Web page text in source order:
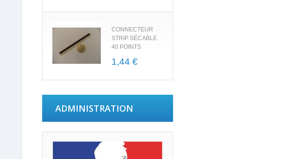
CONNECTEUR
STRIP SÉCABLE
40 POINTS
1,44 €
ADMINISTRATION